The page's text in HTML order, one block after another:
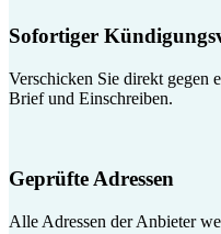
Sofortiger
Verschicken Sie direkt gegen
Brief und Einschreiben.
Geprüfte Adressen
Alle Adressen der Anbieter